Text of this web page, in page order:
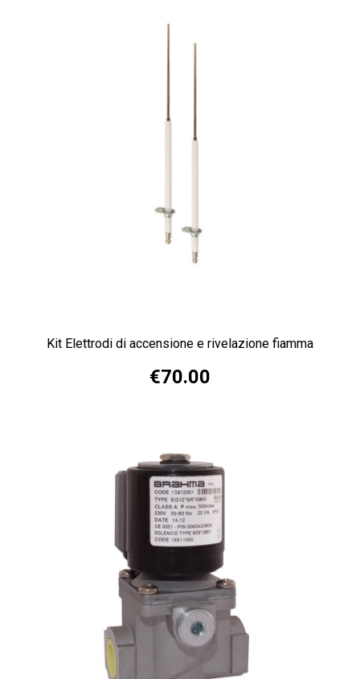
Kit Elettrodi di accensione e rivelazione fiamma
€70.00